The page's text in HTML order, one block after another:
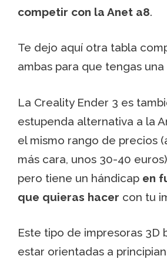
competir con la Anet a8.
Te dejo aquí otra tabla
ambas para que tengas
La Creality Ender 3 es
estupenda alternativa a la
el mismo rango de precios
más cara, unos 30-40
pero tiene un hándicap en
que quieras hacer con tu
Este tipo de impresoras 3D
estar orientadas a